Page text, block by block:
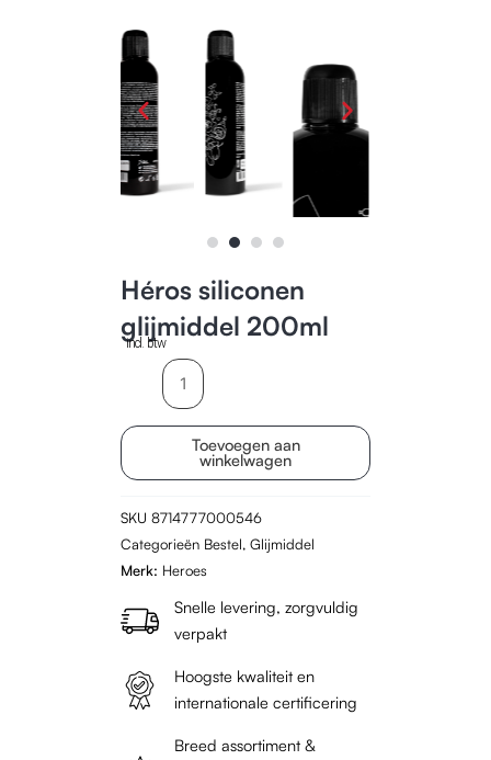
Héros siliconen
glijmiddel 200ml
incl. btw
siliconen
glijmiddel
aantal
Toevoegen aan
winkelwagen
SKU 8714777000546
Categorieën Bestel, Glijmiddel
Merk: Heroes
Snelle levering, zorgvuldig
verpakt
Hoogste kwaliteit en
internationale certificering
Breed assortiment &